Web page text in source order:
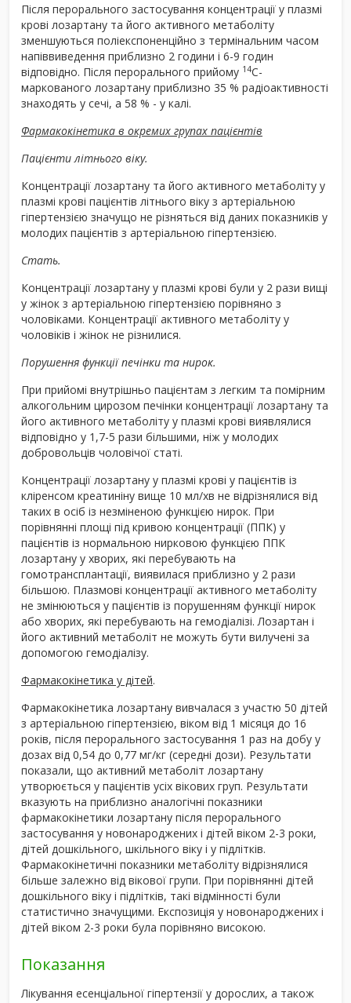
Після перорального застосування концентрації у плазмі
крові лозартану та його активного метаболіту
зменшуються поліекспоненційно з термінальним часом
напіввиведення приблизно 2 години і 6-9 годин
відповідно. Після перорального прийому 14С-
маркованого лозартану приблизно 35 % радіоактивності
знаходять у сечі, а 58 % - у калі.
Фармакокінетика в окремих групах пацієнтів
Пацієнти літнього віку.
Концентрації лозартану та його активного метаболіту у
плазмі крові пацієнтів літнього віку з артеріальною
гіпертензією значущо не різняться від даних показників у
молодих пацієнтів з артеріальною гіпертензією.
Стать.
Концентрації лозартану у плазмі крові були у 2 рази вищі
у жінок з артеріальною гіпертензією порівняно з
чоловіками. Концентрації активного метаболіту у
чоловіків і жінок не різнилися.
Порушення функції печінки та нирок.
При прийомі внутрішньо пацієнтам з легким та помірним
алкогольним цирозом печінки концентрації лозартану та
його активного метаболіту у плазмі крові виявлялися
відповідно у 1,7-5 рази більшими, ніж у молодих
добровольців чоловічої статі.
Концентрації лозартану у плазмі крові у пацієнтів із
кліренсом креатиніну вище 10 мл/хв не відрізнялися від
таких в осіб із незміненою функцією нирок. При
порівнянні площі під кривою концентрації (ППК) у
пацієнтів із нормальною нирковою функцією ППК
лозартану у хворих, які перебувають на
гомотрансплантації, виявилася приблизно у 2 рази
більшою. Плазмові концентрації активного метаболіту
не змінюються у пацієнтів із порушенням функції нирок
або хворих, які перебувають на гемодіалізі. Лозартан і
його активний метаболіт не можуть бути вилучені за
допомогою гемодіалізу.
Фармакокінетика у дітей.
Фармакокінетика лозартану вивчалася з участю 50 дітей
з артеріальною гіпертензією, віком від 1 місяця до 16
років, після перорального застосування 1 раз на добу у
дозах від 0,54 до 0,77 мг/кг (середні дози). Результати
показали, що активний метаболіт лозартану
утворюється у пацієнтів усіх вікових груп. Результати
вказують на приблизно аналогічні показники
фармакокінетики лозартану після перорального
застосування у новонароджених і дітей віком 2-3 роки,
дітей дошкільного, шкільного віку і у підлітків.
Фармакокінетичні показники метаболіту відрізнялися
більше залежно від вікової групи. При порівнянні дітей
дошкільного віку і підлітків, такі відмінності були
статистично значущими. Експозиція у новонароджених і
дітей віком 2-3 роки була порівняно високою.
Показання
Лікування есенціальної гіпертензії у дорослих, а також